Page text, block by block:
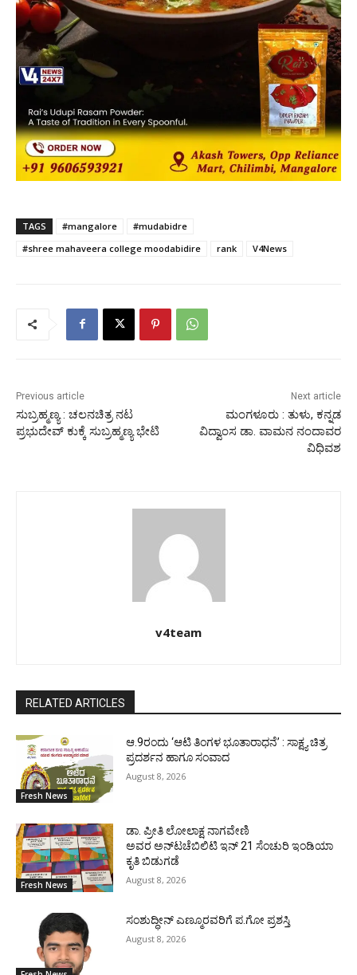
TAGS #mangalore
#mudabidre
#shree mahaveera college moodabidire
rank V4News
Previous article
ಸುಬ್ರಹ್ಮಣ್ಯ : ಚಲನಚಿತ್ರ ನಟ
ಪ್ರಭುದೇವ್ ಕುಕ್ಕೆ ಸುಬ್ರಹ್ಮಣ್ಯ ಭೇಟಿ
Next article
ಮಂಗಳೂರು : ತುಳು, ಕನ್ನಡ
ವಿದ್ವಾಂಸ ಡಾ. ವಾಮನ ನಂದಾವರ
ವಿಧಿವಶ
v4team
RELATED ARTICLES
Fresh News
ಆ.9ರಂದು ‘ಆಟಿ ತಿಂಗಳ ಭೂತಾರಾಧನೆ’ : ಸಾಕ್ಷ್ಯ ಚಿತ್ರ
ಪ್ರದರ್ಶನ ಹಾಗೂ ಸಂವಾದ
August 8, 2026
Fresh News
ಡಾ. ಪ್ರೀತಿ ಲೋಲಾಕ್ಷ ನಾಗವೇಣಿ
ಅವರ ಅನ್‌ಟಚೆಬಿಲಿಟಿ ಇನ್ 21 ಸೆಂಚುರಿ ಇಂಡಿಯಾ
ಕೃತಿ ಬಿಡುಗಡೆ
August 8, 2026
ಸಂಶುದ್ಧೀನ್ ಎಣ್ಮೂರವರಿಗೆ ಪ.ಗೋ ಪ್ರಶಸ್ತಿ
August 8, 2026